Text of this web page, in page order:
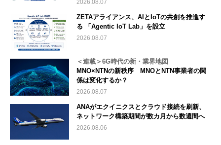
2026.08.07
ZETAアライアンス、AIとIoTの共創を推進す
る 「Agentic IoT Lab」を設立
2026.08.07
＜連載＞6G時代の新・業界地図
MNO×NTNの新秩序 MNOとNTN事業者の関
係は変化するか？
2026.08.07
ANAがエクイニクスとクラウド接続を刷新、
ネットワーク構築期間が数カ月から数週間へ
2026.08.06